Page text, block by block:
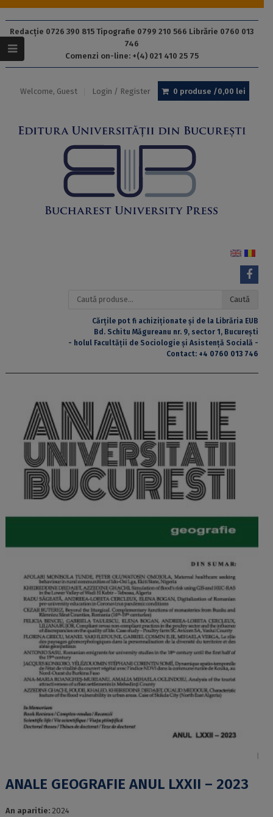
Redacție 0726 390 815 Tipografie 0799 210 566 Librărie 0760 013
746
Comenzi on-line: +(4) 021 410 25 75
Welcome, Guest Login / Register 0 produse /0,00 lei
Caută
Caută
Cărțile pot fi achiziționate și de la Librăria EUB
Bd. Schitu Măgureanu nr. 9, sector 1, București
- holul Facultății de Sociologie și Asistență Socială -
Contact: +4 0760 013 746
ANALE GEOGRAFIE ANUL LXXII – 2023
An aparitie: 2024